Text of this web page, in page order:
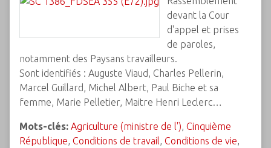
devant la Cour
d'appel et prises
de paroles,
notamment des Paysans travailleurs.
Sont identifiés : Auguste Viaud, Charles Pellerin,
Marcel Guillard, Michel Albert, Paul Biche et sa
femme, Marie Pelletier, Maitre Henri Leclerc…
Mots-clés: Agriculture (ministre de l'), Cinquième
République, Conditions de travail, Conditions de vie,